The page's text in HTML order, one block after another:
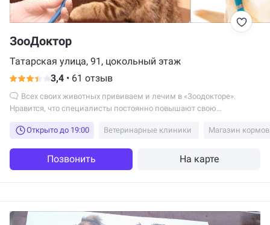
ЗооДоктор
Татарская улица, 91, цокольный этаж
3,4 • 61 отзыв
Нравится, что специалисты постоянно повышают свою
Открыто до 19:00
Ветеринарные клиники Магазин
Позвонить На карте